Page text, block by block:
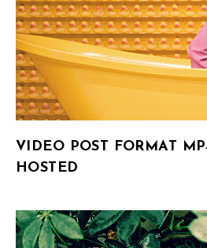
VIDEO POST FORMAT
HOSTED